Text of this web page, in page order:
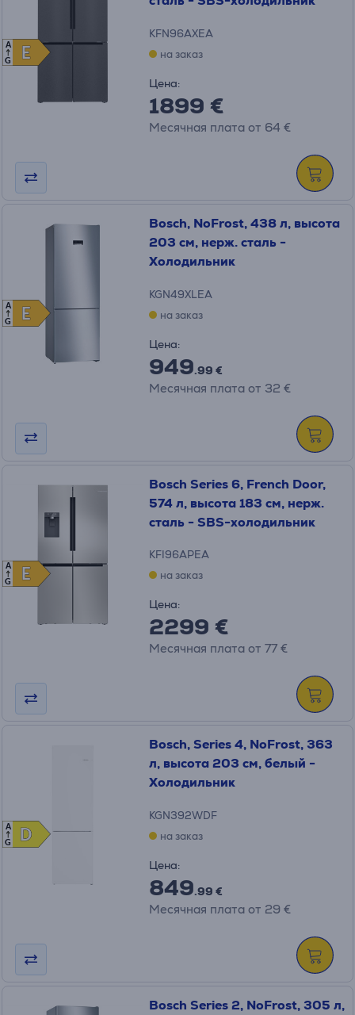
E
E
A
G
KFN96AXEA
на заказ
Цена:
1899 €
Месячная плата от 64 €
E
E
A
G
Bosch, NoFrost, 438 л, высота
203 см, нерж. сталь -
Холодильник
KGN49XLEA
на заказ
Цена:
949.99 €
Месячная плата от 32 €
E
E
A
G
Bosch Series 6, French Door,
574 л, высота 183 см, нерж.
сталь - SBS-холодильник
KFI96APEA
на заказ
Цена:
2299 €
Месячная плата от 77 €
D
D
A
G
Bosch, Series 4, NoFrost, 363
л, высота 203 см, белый -
Холодильник
KGN392WDF
на заказ
Цена:
849.99 €
Месячная плата от 29 €
Bosch Series 2, NoFrost, 305 л,